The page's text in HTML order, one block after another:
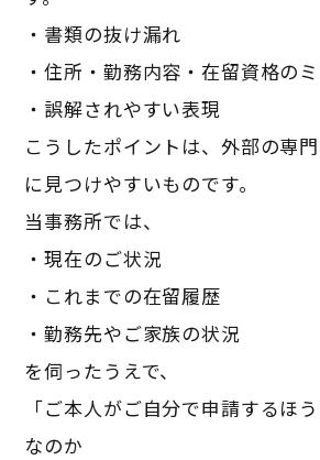
・書類の抜け漏れ
・住所・勤務内容・在留資格の
・誤解されやすい表現
こうしたポイントは、外部の専
に見つけやすいものです。
当事務所では、
・現在のご状況
・これまでの在留履歴
・勤務先やご家族の状況
を伺ったうえで、
「ご本人がご自分で申請するほ
なのか